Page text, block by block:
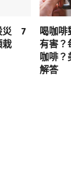
災 7
栽
喝咖啡
有害？
咖啡？
解答